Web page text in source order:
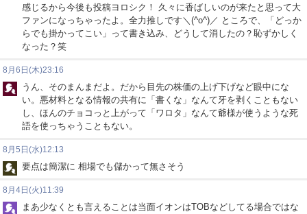
感じるから今後も投稿ヨロシク！ 久々に香ばしいのが来たと思って大
ファンになっちゃったよ。全力推しです＼(^o^)／ ところで、「どっか
らでも掛かってこい」って書き込み、どうして消したの？恥ずかしく
なった？笑
8月6日(木)23:16
うん、そのまんまだよ。だから目先の株価の上げ下げなど眼中にな
い。悪材料となる情報の共有に「書くな」なんて牙を剥くこともない
し、ほんのチョコっと上がって「ワロタ」なんて爺様が使うような死
語を使っちゃうこともない。
8月5日(水)12:13
要点は簡潔に 相場でも儲かって無さそう
8月4日(火)11:39
まあ少なくとも言えることは当面イオンはTOBなどしてる場合ではな